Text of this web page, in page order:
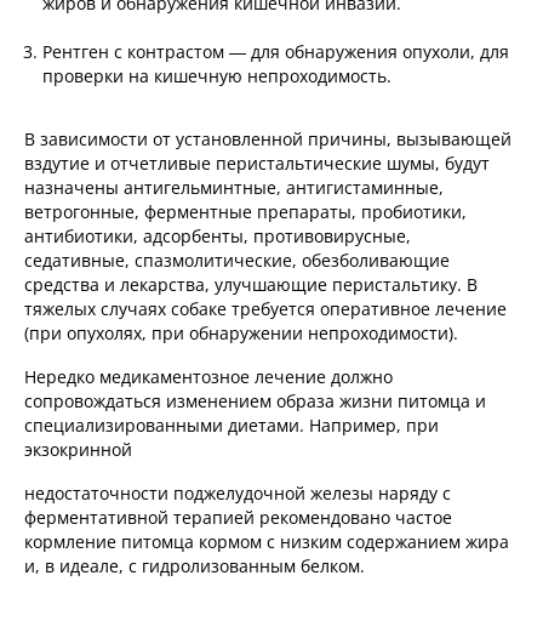
Рентген с контрастом — для обнаружения опухоли, для
проверки на кишечную непроходимость.
В зависимости от установленной причины, вызывающей
вздутие и отчетливые перистальтические шумы, будут
назначены антигельминтные, антигистаминные,
ветрогонные, ферментные препараты, пробиотики,
антибиотики, адсорбенты, противовирусные,
седативные, спазмолитические, обезболивающие
средства и лекарства, улучшающие перистальтику. В
тяжелых случаях собаке требуется оперативное лечение
(при опухолях, при обнаружении непроходимости).
Нередко медикаментозное лечение должно
сопровождаться изменением образа жизни питомца и
специализированными диетами. Например, при
экзокринной
недостаточности поджелудочной железы наряду с
ферментативной терапией рекомендовано частое
кормление питомца кормом с низким содержанием жира
и, в идеале, с гидролизованным белком.